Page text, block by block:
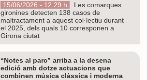
15/06/2026 - 12.29 h
Les comarques
gironines detecten 138 casos de
maltractament a aquest col·lectiu durant
el 2025, dels quals 10 corresponen a
Girona ciutat
“Notes al parc” arriba a la desena
edició amb dotze actuacions que
combinen música clàssica i moderna